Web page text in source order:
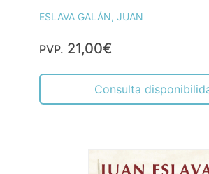
ESLAVA GALÁN, JUAN
PVP. 21,00€
Consulta